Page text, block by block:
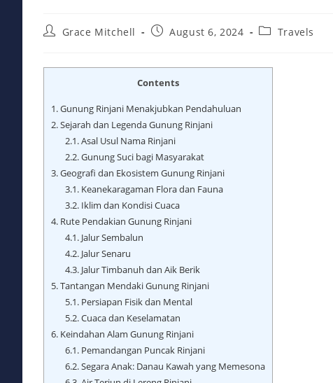
PostGrace Mitchell
PostAugust 6, 2024
PostTravels
Contents
1.Gunung Rinjani Menakjubkan Pendahuluan
2.Sejarah dan Legenda Gunung Rinjani
2.1.Asal Usul Nama Rinjani
2.2.Gunung Suci bagi Masyarakat
3.Geografi dan Ekosistem Gunung Rinjani
3.1.Keanekaragaman Flora dan Fauna
3.2.Iklim dan Kondisi Cuaca
4. Rute Pendakian Gunung Rinjani
4.1.Jalur Sembalun
4.2.Jalur Senaru
4.3.Jalur Timbanuh dan Aik Berik
5.Tantangan Mendaki Gunung Rinjani
5.1.Persiapan Fisik dan Mental
5.2.Cuaca dan Keselamatan
6. Keindahan Alam Gunung Rinjani
6.1.Pemandangan Puncak Rinjani
6.2.Segara Anak: Danau Kawah yang Memesona